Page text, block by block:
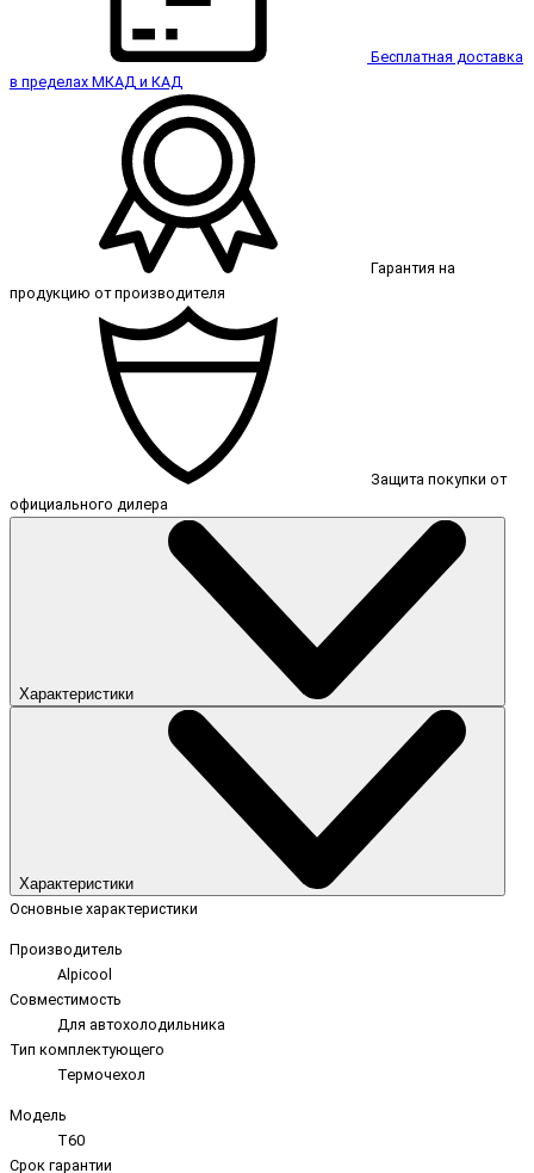
Бесплатная доставка
в пределах МКАД и КАД
Гарантия на
продукцию от производителя
Защита покупки от
официального дилера
Характеристики
Характеристики
Основные характеристики
Производитель
Alpicool
Совместимость
Для автохолодильника
Тип комплектующего
Термочехол
Модель
T60
Срок гарантии